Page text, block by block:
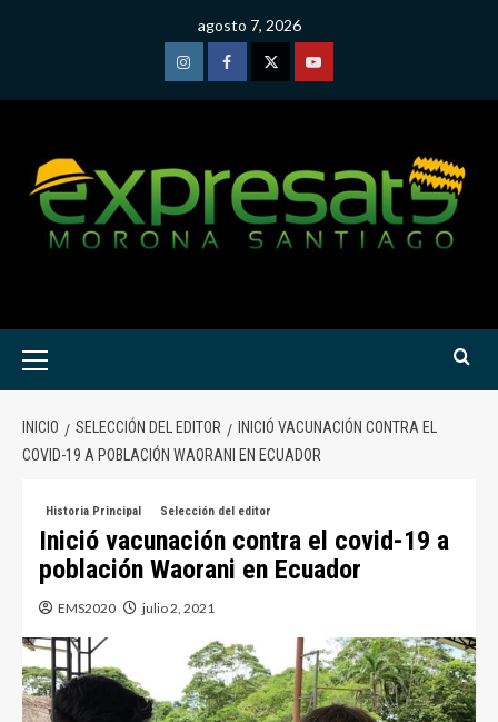
agosto 7, 2026
InstagramFacebookTwitterYoutube
Menú
INICIO SELECCIÓN DEL EDITOR
INICIÓ VACUNACIÓN CONTRA EL
COVID-19 A POBLACIÓN WAORANI EN ECUADOR
Historia Principal Selección del editor
Inició vacunación contra el covid-19 a
población Waorani en Ecuador
EMS2020 julio 2, 2021